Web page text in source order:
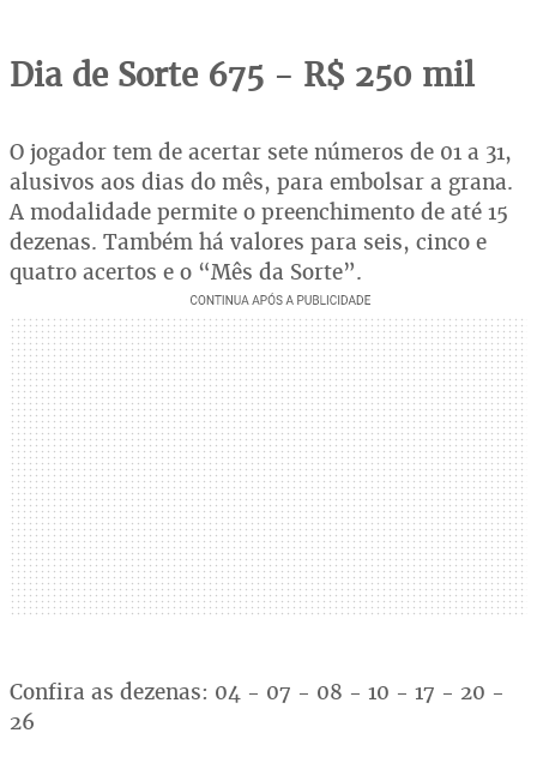
Dia de Sorte 675 - R$ 250 mil
O jogador tem de acertar sete números de 01 a 31,
alusivos aos dias do mês, para embolsar a grana.
A modalidade permite o preenchimento de até 15
dezenas. Também há valores para seis, cinco e
quatro acertos e o “Mês da Sorte”.
Confira as dezenas: 04 - 07 - 08 - 10 - 17 - 20 -
26